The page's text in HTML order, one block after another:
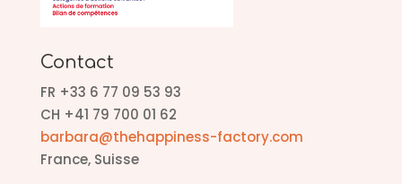
Contact
FR +33 6 77 09 53 93
CH +41 79 700 01 62
barbara@thehappiness-factory.com
France, Suisse